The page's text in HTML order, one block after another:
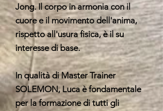
Jong. Il corpo in armonia con il
cuore e il movimento dell'anima,
rispetto all'usura fisica, è il su
interesse di base.
In qualità di Master Trainer
SOLEMON, Luca è fondamentale
per la formazione di tutti gli